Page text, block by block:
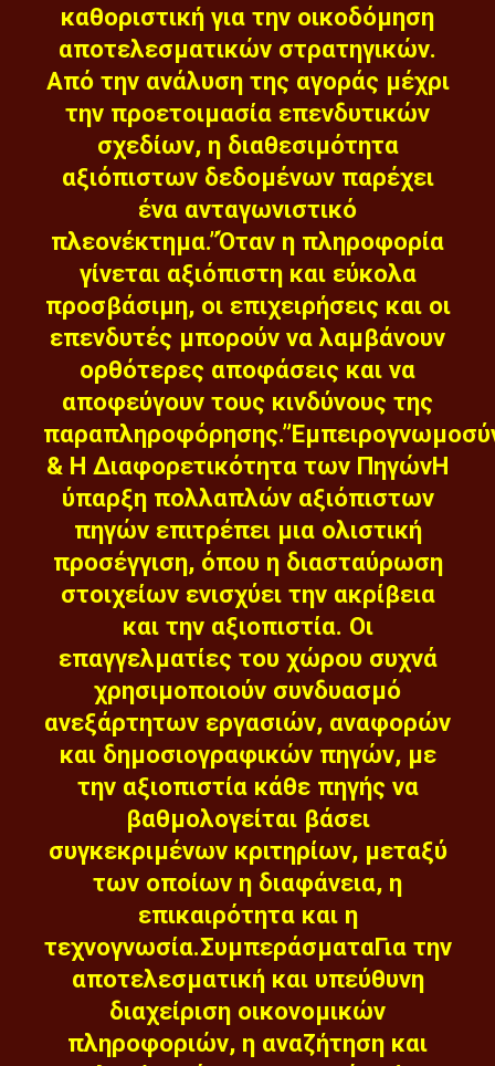
καθοριστική για την οικοδόμηση
αποτελεσματικών στρατηγικών.
Από την ανάλυση της αγοράς μέχρι
την προετοιμασία επενδυτικών
σχεδίων, η διαθεσιμότητα
αξιόπιστων δεδομένων παρέχει
ένα ανταγωνιστικό
πλεονέκτημα.”Όταν η πληροφορία
γίνεται αξιόπιστη και εύκολα
προσβάσιμη, οι επιχειρήσεις και οι
επενδυτές μπορούν να λαμβάνουν
ορθότερες αποφάσεις και να
αποφεύγουν τους κινδύνους της
& Η Διαφορετικότητα των ΠηγώνΗ
ύπαρξη πολλαπλών αξιόπιστων
πηγών επιτρέπει μια ολιστική
προσέγγιση, όπου η διασταύρωση
στοιχείων ενισχύει την ακρίβεια
και την αξιοπιστία. Οι
επαγγελματίες του χώρου συχνά
χρησιμοποιούν συνδυασμό
ανεξάρτητων εργασιών, αναφορών
και δημοσιογραφικών πηγών, με
την αξιοπιστία κάθε πηγής να
βαθμολογείται βάσει
συγκεκριμένων κριτηρίων, μεταξύ
των οποίων η διαφάνεια, η
επικαιρότητα και η
τεχνογνωσία.ΣυμπεράσματαΓια την
αποτελεσματική και υπεύθυνη
διαχείριση οικονομικών
πληροφοριών, η αναζήτηση και